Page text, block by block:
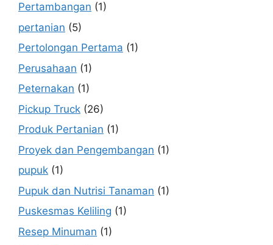
Pertambangan (1)
pertanian (5)
Pertolongan Pertama (1)
Perusahaan (1)
Peternakan (1)
Pickup Truck (26)
Produk Pertanian (1)
Proyek dan Pengembangan (1)
pupuk (1)
Pupuk dan Nutrisi Tanaman (1)
Puskesmas Keliling (1)
Resep Minuman (1)